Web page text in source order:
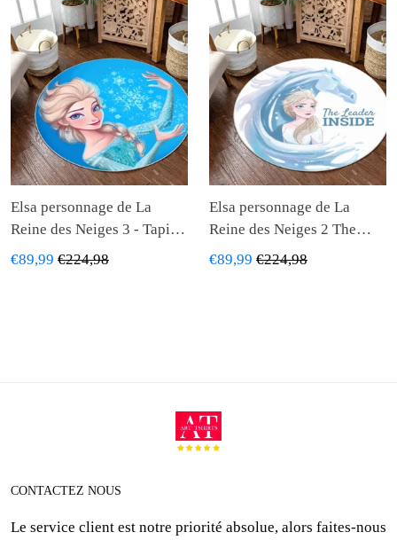
Elsa personnage de La
Reine des Neiges 3 - Tapis
rond, Tapis
€89,99 €224,98
Elsa personnage de La
Reine des Neiges 2 The
Leader Inside - Tapis rond,
€89,99 €224,98
CONTACTEZ NOUS
Le service client est notre priorité absolue, alors faites-nous